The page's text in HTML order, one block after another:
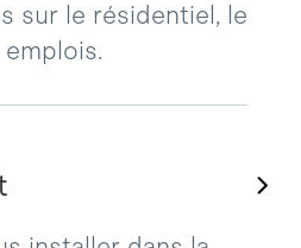
sur le résidentiel, le